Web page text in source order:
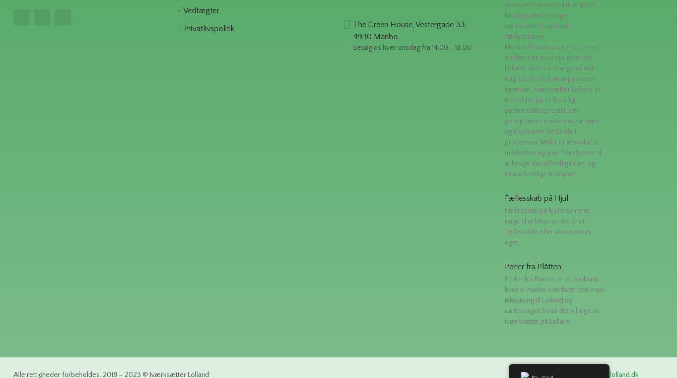
– Vedtægter
– Privatlivspolitik
The Green House, Vestergade 33,
4930 Maribo
Besøg os hver onsdag fra 14.00 - 18.00
anonymt transitsted til et aktivt
knudepunkt for unge,
iværksætteri og lokale
fællesskaber.
Maribo Station er et af de mest
trafikerede knudepunkter på
Lolland, men for mange er det i
dag kun et sted, man passerer
igennem. Iværksætter Lolland er
tovholder på et flerårigt
partnerskabsprojekt, der
genopfinder stationens rammer
og involverer de lokale i
processen. Målet er at skabe et
mødested og give flere lysten til
at bruge det offentlige rum og
den offentlige transport.
Fællesskab på Hjul
Fællesskab på hjul inspirerer
unge til at blive en del af et
fællesskab eller starte deres
eget.
Perler fra Plåtten
Perler fra Plåtten er en podcast,
hvor vi møder iværksættere med
tilknytning til Lolland og
undersøger, hvad det vil sige at
iværksætte på Lolland.
Alle rettigheder forbeholdes. 2018 – 2023 © Iværksætter Lolland tel hej@ivaerksaetterlolland.dk